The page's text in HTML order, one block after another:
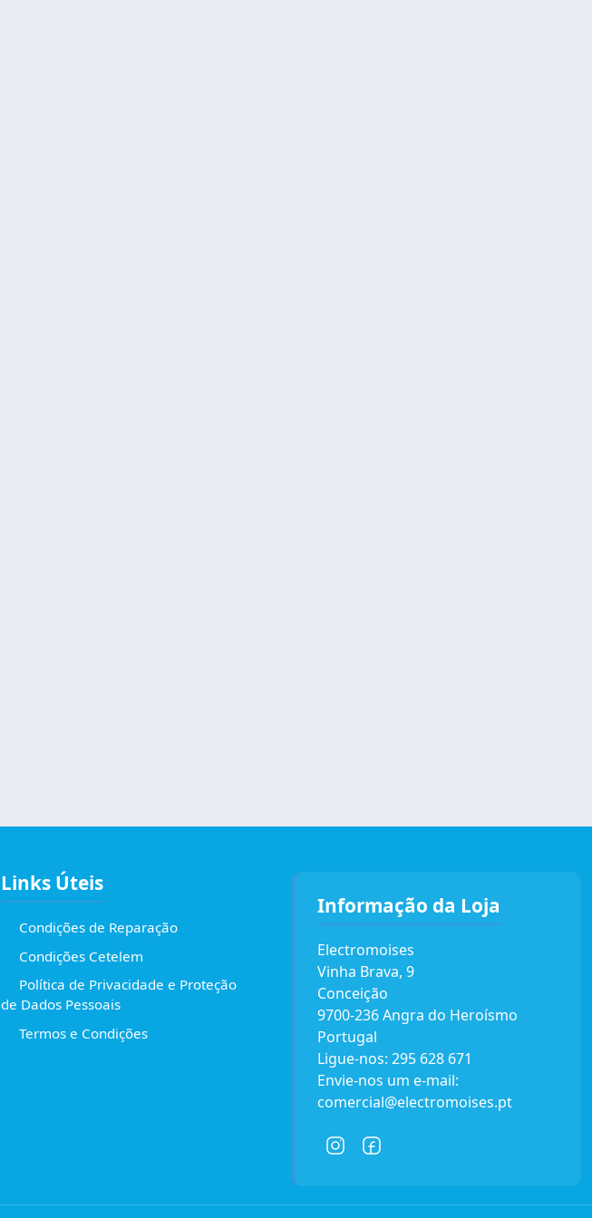
Links Úteis
Condições de Reparação
Condições Cetelem
Política de Privacidade e Proteção
de Dados Pessoais
Termos e Condições
Informação da Loja
Electromoises
Vinha Brava, 9
Conceição
9700-236 Angra do Heroísmo
Portugal
Ligue-nos: 295 628 671
Envie-nos um e-mail:
comercial@electromoises.pt